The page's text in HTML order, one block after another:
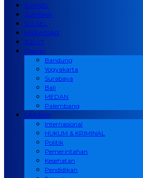
SUMSEL
SUMBAR
SULSEL
MAKASSAR
SULUT
Daerah
Bandung
Yogyakarta
Surabaya
Bali
MEDAN
Palembang
LAINNYA
Internasional
HUKUM & KRIMINAL
Politik
Pemerintahan
Kesehatan
Pendidikan